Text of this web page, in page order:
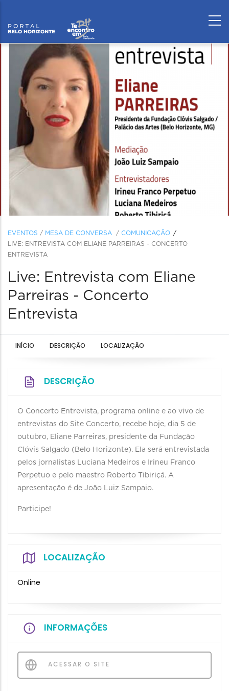
EVENTOS / MESA DE CONVERSA / COMUNICAÇÃO
LIVE: ENTREVISTA COM ELIANE PARREIRAS - CONCERTO
ENTREVISTA
Live: Entrevista com Eliane
Parreiras - Concerto
Entrevista
INÍCIO DESCRIÇÃO LOCALIZAÇÃO
DESCRIÇÃO
O Concerto Entrevista, programa online e ao vivo de
entrevistas do Site Concerto, recebe hoje, dia 5 de
outubro, Eliane Parreiras, presidente da Fundação
Clóvis Salgado (Belo Horizonte). Ela será entrevistada
pelos jornalistas Luciana Medeiros e Irineu Franco
Perpetuo e pelo maestro Roberto Tibiriçá. A
apresentação é de João Luiz Sampaio.
Participe!
LOCALIZAÇÃO
Online
INFORMAÇÕES
ACESSAR O SITE